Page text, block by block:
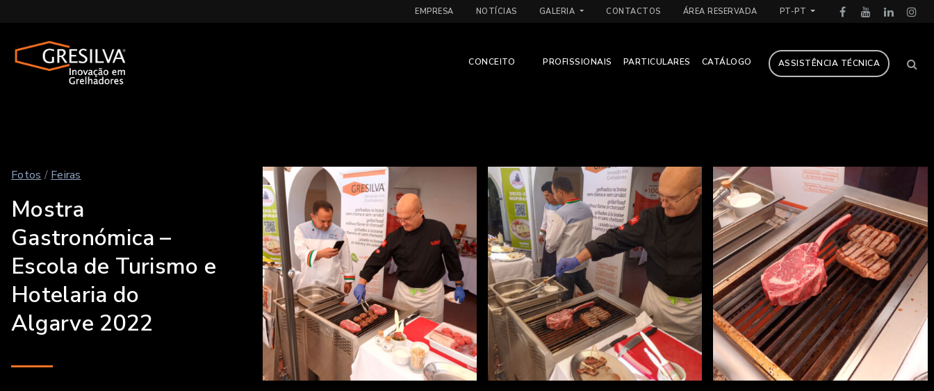
EMPRESA NOTÍCIAS GALERIA CONTACTOS ÁREA RESERVADA PT-PT
CONCEITO PROFISSIONAIS PARTICULARES CATÁLOGO ASSISTÊNCIA TÉCNICA
Fotos / Feiras
Mostra
Gastronómica –
Escola de Turismo e
Hotelaria do
Algarve 2022